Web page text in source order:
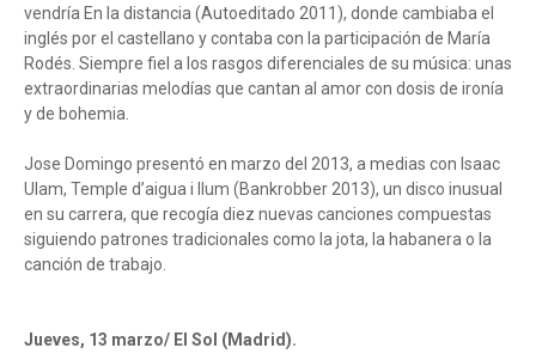
vendría En la distancia (Autoeditado 2011), donde cambiaba el
inglés por el castellano y contaba con la participación de María
Rodés. Siempre fiel a los rasgos diferenciales de su música: unas
extraordinarias melodías que cantan al amor con dosis de ironía
y de bohemia.
Jose Domingo presentó en marzo del 2013, a medias con Isaac
Ulam, Temple d’aigua i llum (Bankrobber 2013), un disco inusual
en su carrera, que recogía diez nuevas canciones compuestas
siguiendo patrones tradicionales como la jota, la habanera o la
canción de trabajo.
Jueves, 13 marzo/ El Sol (Madrid).